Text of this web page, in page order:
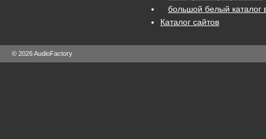
большой белый каталог
Каталог сайтов
© 2026 AudioFactory